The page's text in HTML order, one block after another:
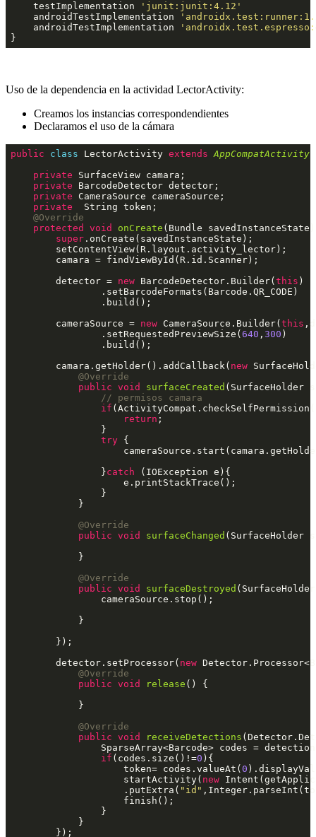
    testImplementation
'junit:junit:4.12'
    androidTestImplementation
    androidTestImplementation
Uso de la dependencia en la actividad LectorActivity:
Creamos los instancias correspondendientes
Declaramos el uso de la cámara
public class LectorActivity extends AppCompatActivity
private SurfaceView camara;
private BarcodeDetector detector;
private CameraSource cameraSource;
private
  String token;
@Override
protected
void onCreate (Bundle
super.onCreate(savedInstanceState);
        setContentView(R.layout.activity_lector);
        camara = findViewById(R.id.Scanner);
        detector =
new BarcodeDetector.Builder( this )
                .setBarcodeFormats(Barcode.QR_CODE)
                .build();
        cameraSource =
new CameraSource.Builder( this
                .setRequestedPreviewSize(
640 , 300 )
                .build();
        camara.getHolder().addCallback(
new
@Override
public void surfaceCreated (SurfaceHolder
// permisos camara
if
return ;
                }
try {
                }
catch (IOException e){
                    e.printStackTrace();
                }
            }
@Override
public void surfaceChanged (SurfaceHolder
            }
@Override
public void surfaceDestroyed
                cameraSource.stop();
            }
        });
        detector.setProcessor(
new
@Override
public void release () {
            }
@Override
public void receiveDetections
SparseArray<Barcode> codes =
if (codes.size()!=0 ){
                    token= codes.valueAt(
0
                    startActivity(
new
                    .putExtra(
"id"
                    finish();
                }
            }
        });